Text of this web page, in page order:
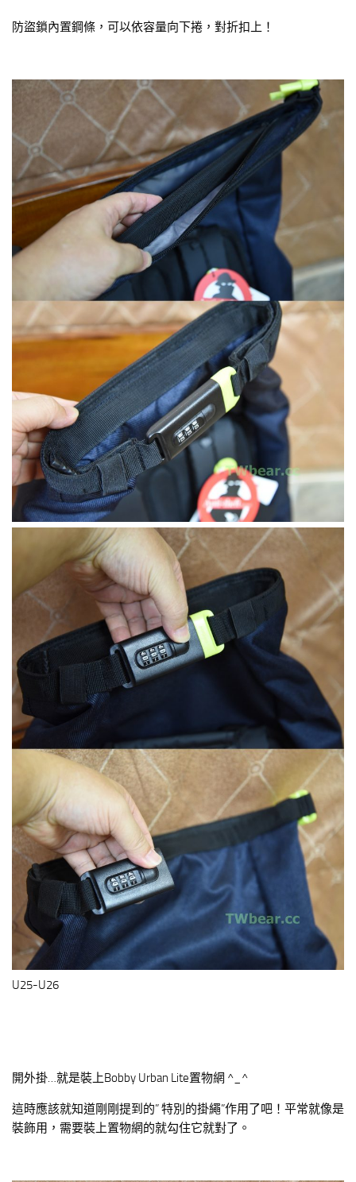
防盜鎖內置鋼條，可以依容量向下捲，對折扣上！
U25-U26
開外掛…就是裝上Bobby Urban Lite置物網 ^_^
這時應該就知道剛剛提到的” 特別的掛繩”作用了吧！平常就像是
裝飾用，需要裝上置物網的就勾住它就對了。